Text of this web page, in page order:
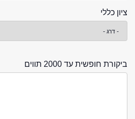
ציון כללי
ביקורת חופשית עד 2000 תווים